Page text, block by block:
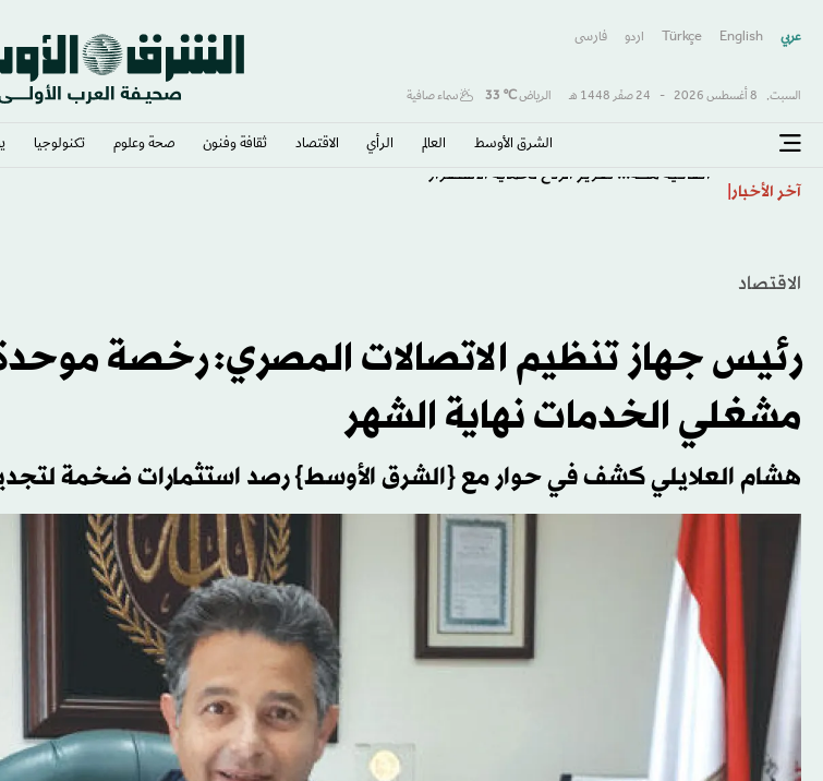
عربي English
Türkçe اردو فارسى
السبت, 8 أغسطس 2026 - 24 صفَر 1448 هـ الرياض℃
33 سماء صافية
الشرق الأوسط​ العالم الرأي الاقتصاد ثقافة وفنون صحة وعلوم تكنولوجيا
آخر الأخبار اتفاقية مكة... تعزيز الردع لحماية الاستقرار
الاقتصاد
رئيس جهاز تنظيم الاتصالات المصري: رخصة
مشغلي الخدمات نهاية الشهر
هشام العلايلي كشف في حوار مع {الشرق الأوسط} رصد استثمارات ضخمة لتجديد